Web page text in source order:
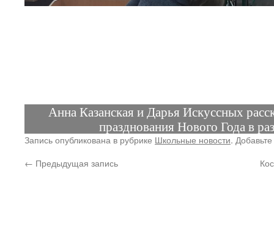
Анна Казанская и Дарья Искуссных
празднования Нового Года в
Запись опубликована в рубрике Школьные новости.
← Предыдущая запись